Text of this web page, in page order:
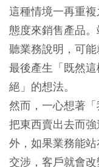
這種情境一再重
態度來銷售產品
聽業務說明，可
最後產生「既然
絕」的想法。
然而，一心想著
把東西賣出去而
外，如果業務能
交涉，客戶就會